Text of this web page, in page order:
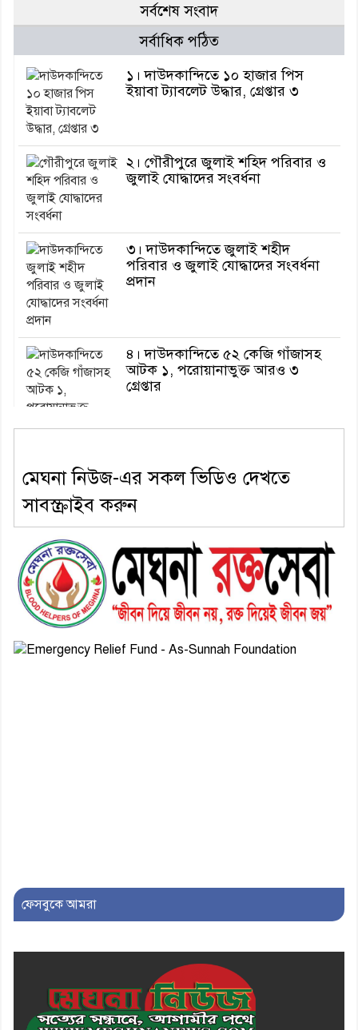
সর্বশেষ সংবাদ
সর্বাধিক পঠিত
১। দাউদকান্দিতে ১০ হাজার পিস
ইয়াবা ট্যাবলেট উদ্ধার, গ্রেপ্তার ৩
২। গৌরীপুরে জুলাই শহিদ পরিবার ও
জুলাই যোদ্ধাদের সংবর্ধনা
৩। দাউদকান্দিতে জুলাই শহীদ
পরিবার ও জুলাই যোদ্ধাদের সংবর্ধনা
প্রদান
৪। দাউদকান্দিতে ৫২ কেজি গাঁজাসহ
আটক ১, পরোয়ানাভুক্ত আরও ৩
গ্রেপ্তার
সদস্য সচিব হলেন সালাউদ্দিন সরকার
৬। জেলা পুলিশ সুপার থেকে সম্মাননা
পেলেন দাউদকান্দি মডেল থানার
এএসআই সজল
৭। দাউদকান্দিতে উপজেলা আইন-
শৃঙ্খলা কমিটির মাসিক সভা অনুষ্ঠিত
এবং একটি বিশ্লেষণ
মেঘনা নিউজ-এর সকল ভিডিও দেখতে
সাবস্ক্রাইব করুন
ফেসবুকে আমরা